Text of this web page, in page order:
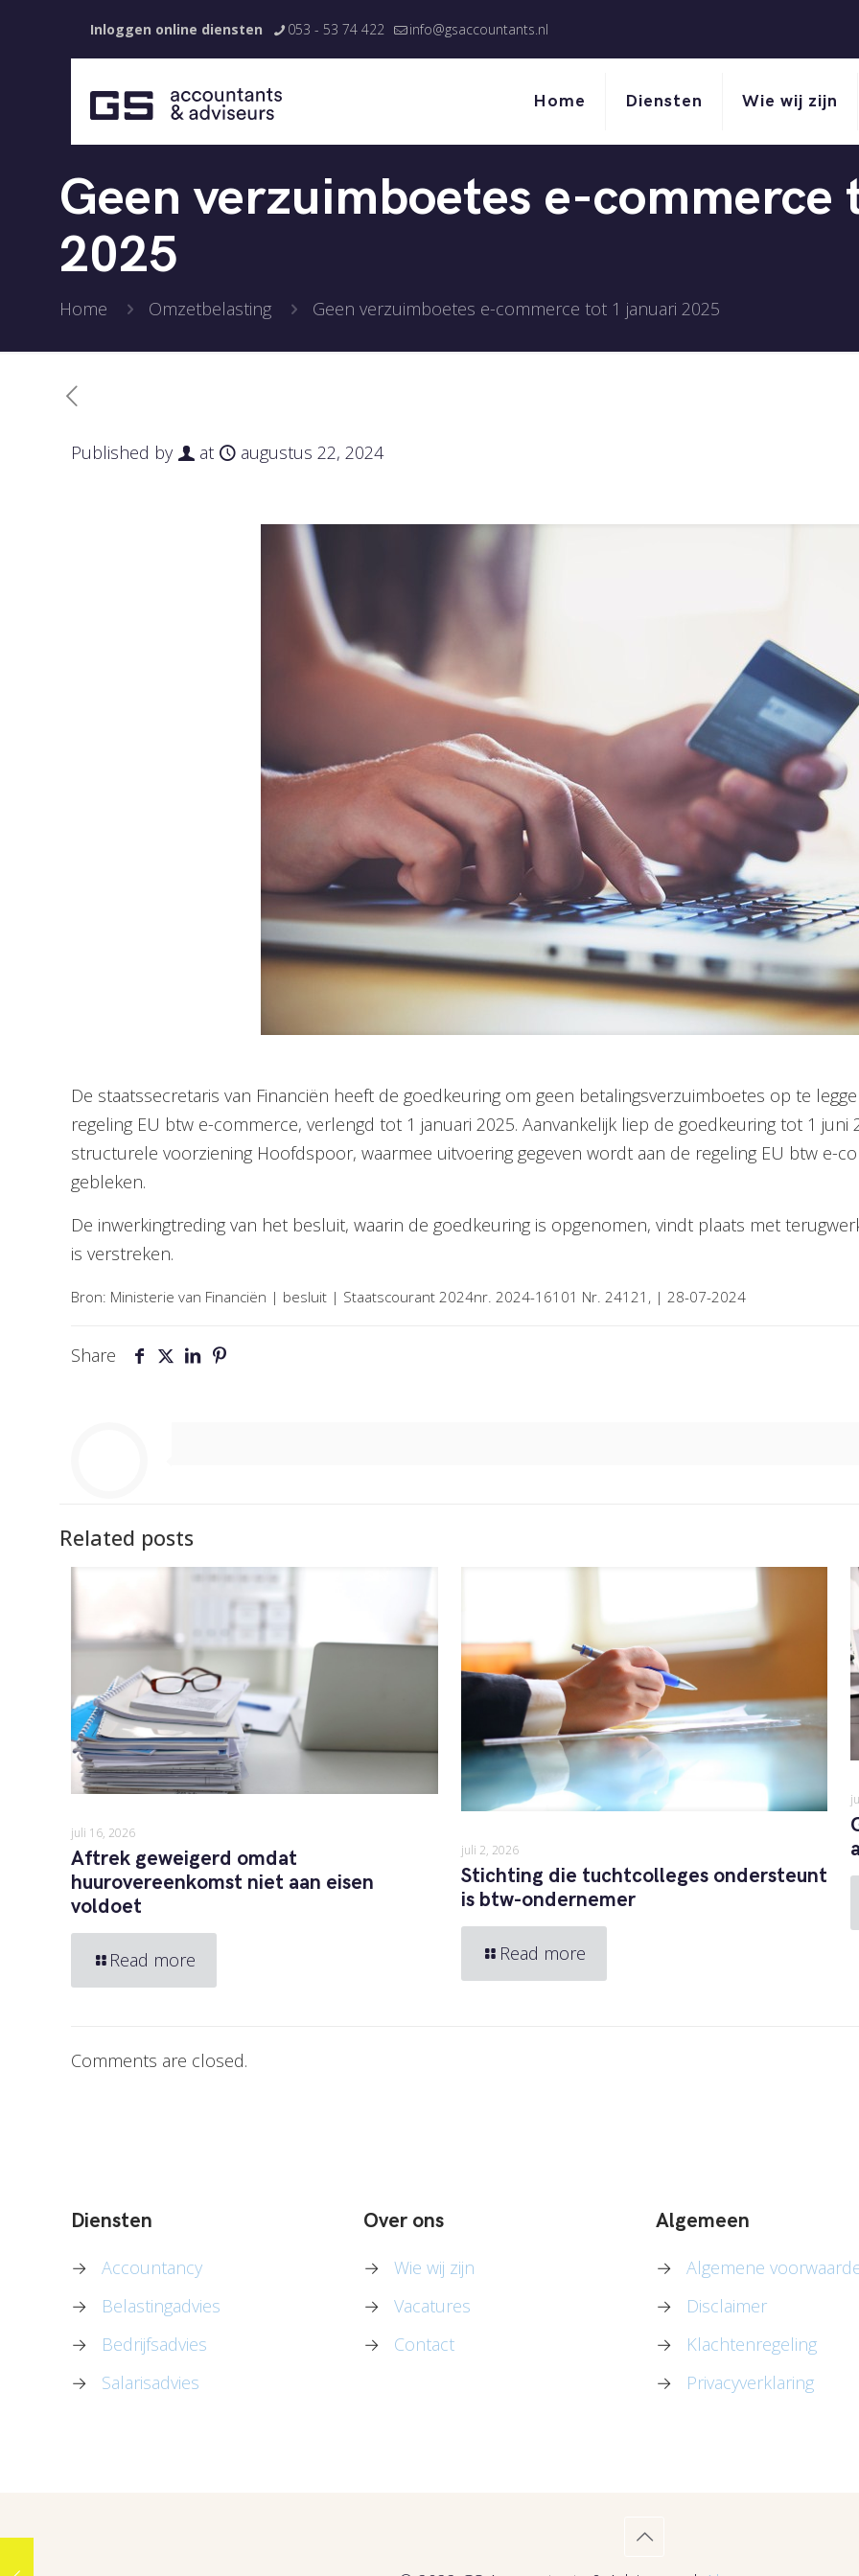
Inloggen online diensten 053 - 53 74 422 info@gsaccountants.nl
Home Diensten Wie wij zijn
Geen verzuimboetes e-
2025
Home Omzetbelasting Geen verzuimboetes e-commerce tot 1 januari 2025
Published by at augustus 22, 2024
De staatssecretaris van Financiën heeft de goedkeuring om geen betalingsverzuimboetes op te
regeling EU btw e-commerce, verlengd tot 1 januari 2025. Aanvankelijk liep de goedkeuring tot 1 juni
structurele voorziening Hoofdspoor, waarmee uitvoering gegeven wordt aan de regeling EU btw e-
gebleken.
De inwerkingtreding van het besluit, waarin de goedkeuring is opgenomen, vindt plaats met
is verstreken.
Bron: Ministerie van Financiën | besluit | Staatscourant 2024nr. 2024-16101 Nr. 24121, | 28-07-2024
Share
Related posts
juli 16, 2026
Aftrek geweigerd omdat
huurovereenkomst niet aan eisen
voldoet
Read more
juli 2, 2026
Stichting die tuchtcolleges ondersteunt
is btw-ondernemer
Read more
Comments are closed.
Diensten
→
Accountancy
→
Belastingadvies
→
Bedrijfsadvies
→
Salarisadvies
Over ons
→
Wie wij zijn
→
Vacatures
→
Contact
Algemeen
→
Algemene
→
Disclaimer
→
Klachtenregeling
→
Privacyverklaring